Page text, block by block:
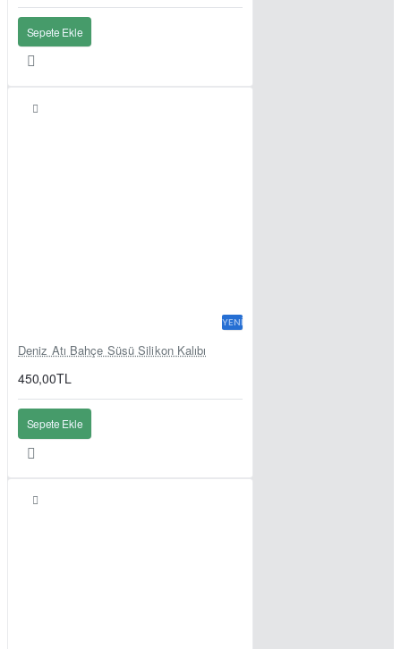
Sepete Ekle
YENI
Deniz Atı Bahçe Süsü Silikon Kalıbı
450,00TL
Sepete Ekle